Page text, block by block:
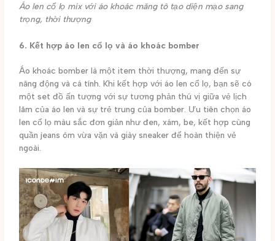
Áo len cổ lọ mix với áo khoác măng tô tạo diện mạo sang
trọng, thời thượng
6. Kết hợp áo len cổ lọ và áo khoác bomber
Áo khoác bomber là một item thời thượng, mang đến sự
năng động và cá tính. Khi kết hợp với áo len cổ lọ, bạn sẽ có
một set đồ ấn tượng với sự tương phản thú vị giữa vẻ lịch
lãm của áo len và sự trẻ trung của bomber. Ưu tiên chọn áo
len cổ lọ màu sắc đơn giản như đen, xám, be, kết hợp cùng
quần jeans ôm vừa vặn và giày sneaker để hoàn thiện vẻ
ngoài.